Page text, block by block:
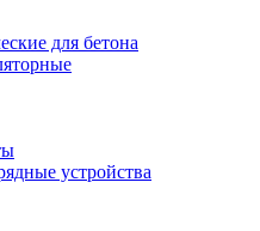
для бетона
устройства